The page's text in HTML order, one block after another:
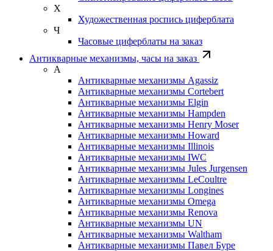
Х
Художественная роспись циферблата
Ч
Часовые циферблаты на заказ
Антикварные механизмы, часы на заказ
А
Антикварные механизмы Agassiz
Антикварные механизмы Cortebert
Антикварные механизмы Elgin
Антикварные механизмы Hampden
Антикварные механизмы Henry Moser
Антикварные механизмы Howard
Антикварные механизмы Illinois
Антикварные механизмы IWC
Антикварные механизмы Jules Jurgensen
Антикварные механизмы LeCoultre
Антикварные механизмы Longines
Антикварные механизмы Omega
Антикварные механизмы Renova
Антикварные механизмы UN
Антикварные механизмы Waltham
Антикварные механизмы Павел Буре